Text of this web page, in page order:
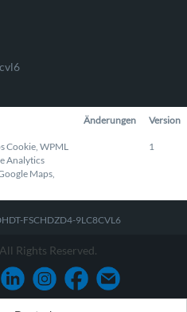
Änderungen Version
Cookie WPML
Analytics
Maps
1
FSCHDZD4-9LC8CVL6
Rights Reserved.